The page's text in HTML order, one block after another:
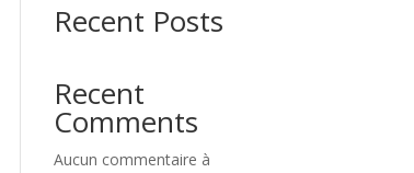
Recent Posts
Recent
Comments
Aucun commentaire à